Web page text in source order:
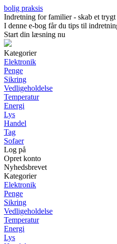
bolig praksis
Indretning for familier - skab et
I denne e-bog får du tips til
Start din læsning nu
Kategorier
Elektronik
Penge
Sikring
Vedligeholdelse
Temperatur
Energi
Lys
Handel
Tag
Sofaer
Log på
Opret konto
Nyhedsbrevet
Kategorier
Elektronik
Penge
Sikring
Vedligeholdelse
Temperatur
Energi
Lys